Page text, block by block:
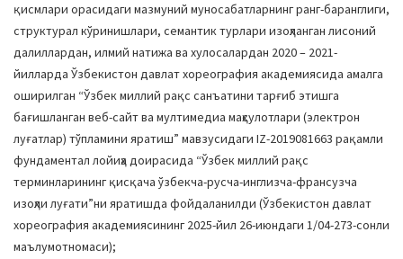
қисмлари орасидаги мазмуний муносабатларнинг ранг-баранглиги,
структурал кўринишлари, семантик турлари изоҳланган лисоний
далиллардан, илмий натижа ва хулосалардан 2020 – 2021-
йилларда Ўзбекистон давлат хореография академиясида амалга
оширилган “Ўзбек миллий рақс санъатини тарғиб этишга
бағишланган веб-сайт ва мултимедиа маҳсулотлари (электрон
луғатлар) тўпламини яратиш” мавзусидаги IZ-2019081663 рақамли
фундаментал лойиҳа доирасида “Ўзбек миллий рақс
терминларининг қисқача ўзбекча-русча-инглизча-франсузча
изоҳли луғати”ни яратишда фойдаланилди (Ўзбекистон давлат
хореография академиясининг 2025-йил 26-июндаги 1/04-273-сонли
маълумотномаси);